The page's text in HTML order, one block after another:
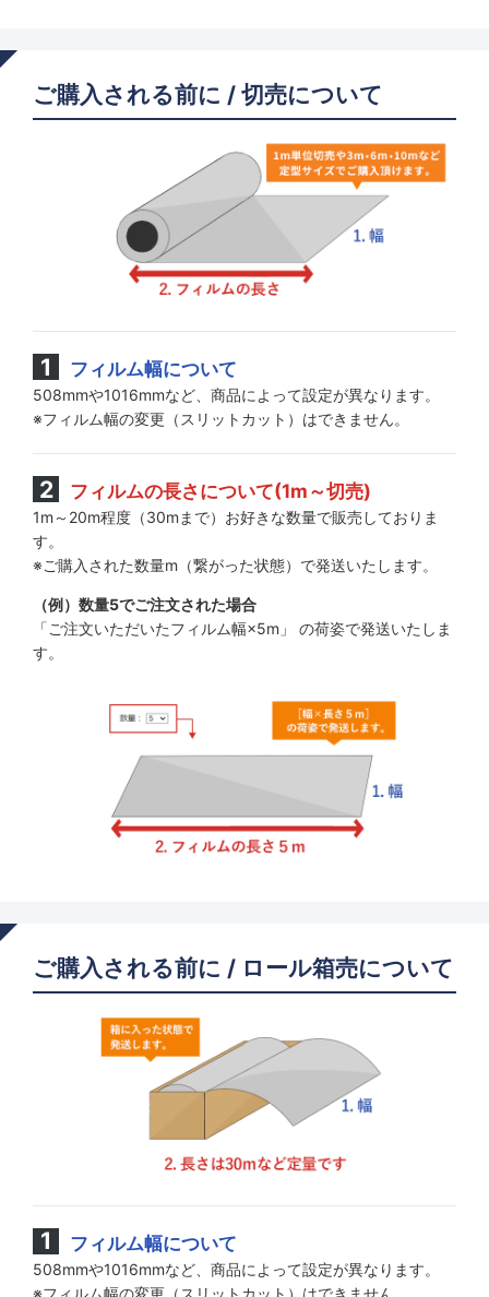
ご購入される前に / 切売について
フィルム幅について
508mmや1016mmなど、商品によって設定が異なります。
※フィルム幅の変更（スリットカット）はできません。
フィルムの長さについて(1m～切売)
1m～20m程度（30mまで）お好きな数量で販売しておりま
す。
※ご購入された数量m（繋がった状態）で発送いたします。
（例）数量5でご注文された場合
「ご注文いただいたフィルム幅×5m」 の荷姿で発送いたしま
す。
ご購入される前に / ロール箱売について
フィルム幅について
508mmや1016mmなど、商品によって設定が異なります。
※フィルム幅の変更（スリットカット）はできません。